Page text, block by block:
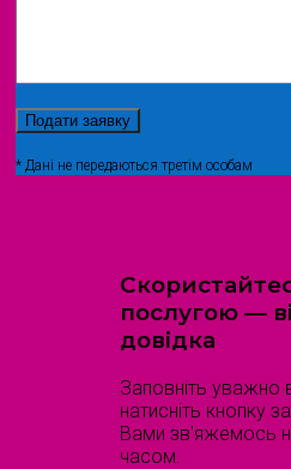
* Дані не передаються третім особам
послугою —
довідка
Заповніть уважно
натисніть кнопку
Вами зв'яжемось
часом.